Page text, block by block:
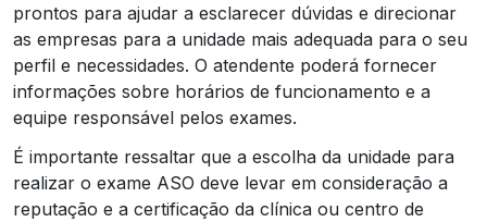
prontos para ajudar a esclarecer dúvidas e direcionar
as empresas para a unidade mais adequada para o seu
perfil e necessidades. O atendente poderá fornecer
informações sobre horários de funcionamento e a
equipe responsável pelos exames.
É importante ressaltar que a escolha da unidade para
realizar o exame ASO deve levar em consideração a
reputação e a certificação da clínica ou centro de